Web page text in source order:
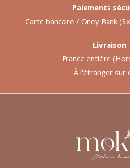
Paiements
Carte bancaire / Oney Bank
Livraison
France entière
À l'étranger sur